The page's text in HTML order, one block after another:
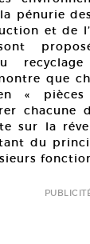
pénurie
et de
sont
que
«
chacune
sur la
du